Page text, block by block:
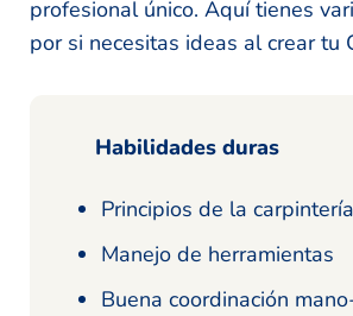
profesional único. Aquí tienes
por si necesitas ideas al crear tu
Habilidades duras
Principios de la carpintería
Manejo de herramientas
Buena coordinación